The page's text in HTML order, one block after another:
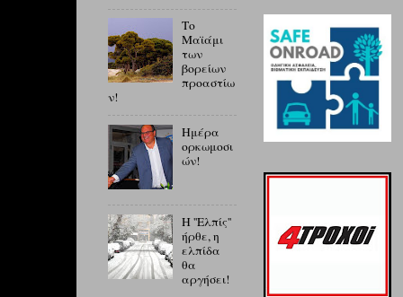
Το
Μαϊάμι
των
βορείων
προαστίω
ν!
Ημέρα
ορκωμοσι
ών!
Η ''Ελπίς''
ήρθε, η
ελπίδα
θα
αργήσει!